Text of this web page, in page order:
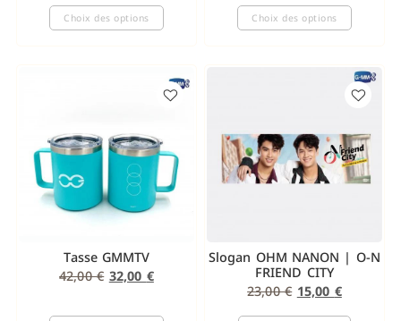
Choix des options Choix des options
Tasse GMMTV
42,00€ 32,00 €
Slogan OHM NANON | O-N
FRIEND CITY
23,00€ 15,00 €